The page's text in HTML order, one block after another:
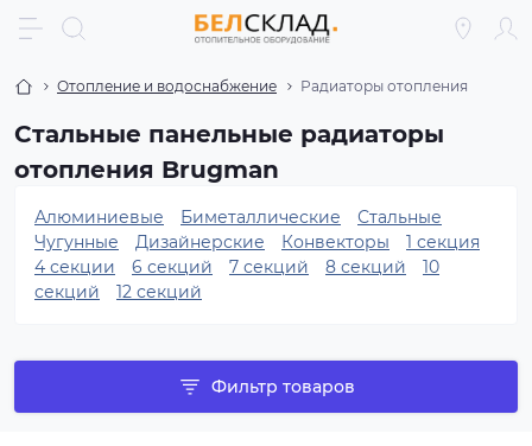
Отопление и водоснабжение Радиаторы отопления
Стальные панельные радиаторы
отопления Brugman
Алюминиевые Биметаллические
Стальные
Чугунные
Дизайнерские Конвекторы
1 секция
4 секции
6 секций 7 секций 8 секций
10
секций
12 секций
Фильтр товаров